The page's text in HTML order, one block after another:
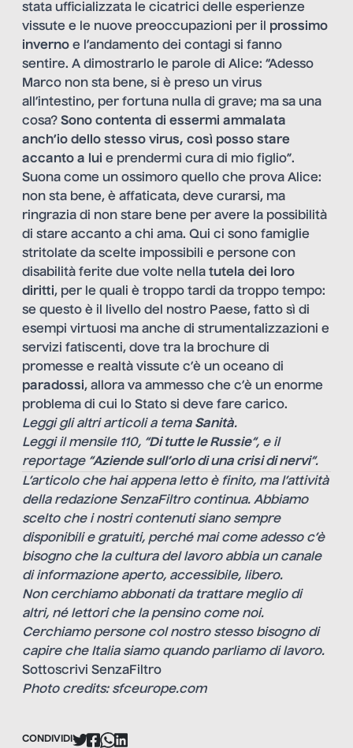
stata ufficializzata le cicatrici delle esperienze
vissute e le nuove preoccupazioni per il prossimo
inverno e l’andamento dei contagi si fanno
sentire. A dimostrarlo le parole di Alice: “Adesso
Marco non sta bene, si è preso un virus
all’intestino, per fortuna nulla di grave; ma sa una
cosa? Sono contenta di essermi ammalata
anch’io dello stesso virus, così posso stare
accanto a lui e prendermi cura di mio figlio”.
Suona come un ossimoro quello che prova Alice:
non sta bene, è affaticata, deve curarsi, ma
ringrazia di non stare bene per avere la possibilità
di stare accanto a chi ama. Qui ci sono famiglie
stritolate da scelte impossibili e persone con
disabilità ferite due volte nella tutela dei loro
diritti, per le quali è troppo tardi da troppo tempo:
se questo è il livello del nostro Paese, fatto sì di
esempi virtuosi ma anche di strumentalizzazioni e
servizi fatiscenti, dove tra la brochure di
promesse e realtà vissute c’è un oceano di
paradossi, allora va ammesso che c’è un enorme
problema di cui lo Stato si deve fare carico.
Leggi gli altri articoli a tema Sanità.
Leggi il mensile 110, “Di tutte le Russie“, e il
reportage “Aziende sull’orlo di una crisi di nervi“.
L’articolo che hai appena letto è finito, ma l’attività
della redazione SenzaFiltro continua. Abbiamo
scelto che i nostri contenuti siano sempre
disponibili e gratuiti, perché mai come adesso c’è
bisogno che la cultura del lavoro abbia un canale
di informazione aperto, accessibile, libero.
Non cerchiamo abbonati da trattare meglio di
altri, né lettori che la pensino come noi.
Cerchiamo persone col nostro stesso bisogno di
capire che Italia siamo quando parliamo di lavoro.
Sottoscrivi SenzaFiltro
Photo credits: sfceurope.com
CONDIVIDI